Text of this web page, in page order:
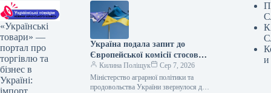
«Українські
товари» —
портал про
торгівлю та
бізнес в
Україні:
Україна подала запит до
Європейської комісії стосовно
допомоги аграрному сектору
через блокаду портів.
Килина Поліщук
Сер 7, 2026
Міністерство аграрної політики та
продовольства України звернулося до
и